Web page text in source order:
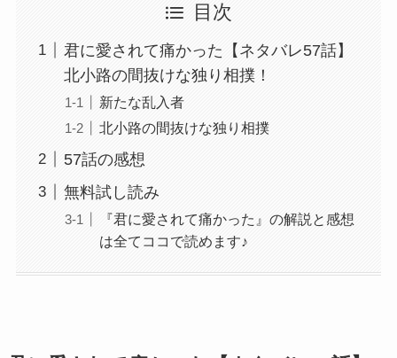
目次
君に愛されて痛かった【ネタバレ57話】
北小路の間抜けな独り相撲！
新たな乱入者
北小路の間抜けな独り相撲
57話の感想
無料試し読み
『君に愛されて痛かった』の解説と感想
は全てココで読めます♪